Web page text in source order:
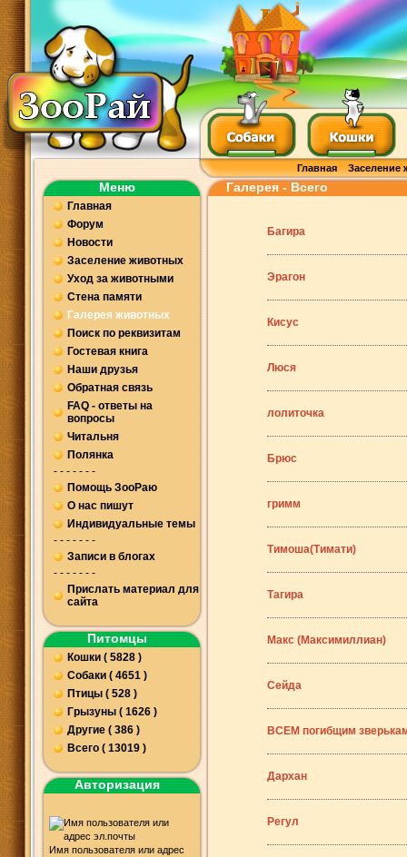
Главная Заселение
Меню
Главная
Форум
Новости
Заселение животных
Уход за животными
Стена памяти
Галерея животных
Поиск по реквизитам
Гостевая книга
Наши друзья
Обратная связь
FAQ - ответы на
вопросы
Читальня
Полянка
- - - - - - -
Помощь ЗооРаю
О нас пишут
Индивидуальные темы
- - - - - - -
Записи в блогах
- - - - - - -
Прислать материал для
сайта
Питомцы
Кошки ( 5828 )
Собаки ( 4651 )
Птицы ( 528 )
Грызуны ( 1626 )
Другие ( 386 )
Всего ( 13019 )
Авторизация
Имя пользователя или адрес
Галерея - Всего
Багира
Эрагон
Кисус
Люся
лолиточка
Брюс
гримм
Тимоша(Тимати)
Тагира
Макс (Максимиллиан)
Сейда
ВСЕМ погибщим
Дархан
Регул